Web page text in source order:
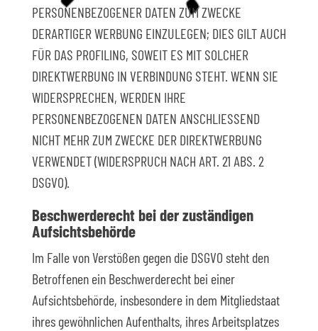
PERSONENBEZOGENER DATEN ZUM ZWECKE
DERARTIGER WERBUNG EINZULEGEN; DIES GILT AUCH
FÜR DAS PROFILING, SOWEIT ES MIT SOLCHER
DIREKTWERBUNG IN VERBINDUNG STEHT. WENN SIE
WIDERSPRECHEN, WERDEN IHRE
PERSONENBEZOGENEN DATEN ANSCHLIESSEND
NICHT MEHR ZUM ZWECKE DER DIREKTWERBUNG
VERWENDET (WIDERSPRUCH NACH ART. 21 ABS. 2
DSGVO).
Beschwerde­recht bei der zuständigen
Aufsichts­behörde
Im Falle von Verstößen gegen die DSGVO steht den
Betroffenen ein Beschwerderecht bei einer
Aufsichtsbehörde, insbesondere in dem Mitgliedstaat
ihres gewöhnlichen Aufenthalts, ihres Arbeitsplatzes